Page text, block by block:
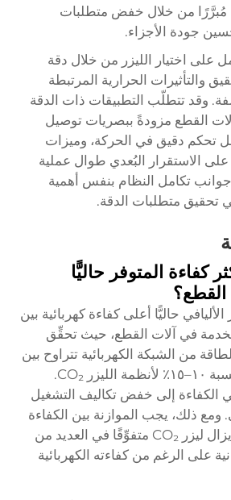
مُبرَّرًا من خلال خفض متطلبات
جودة الأجزاء.
على اختيار الليزر من خلال دقة
والتأثيرات الحرارية المرتبطة
وقد تتطلّب التطبيقات ذات الدقة
القطع مزودةً ببصريات توصيل
تحكم دقيق في الحركة، وميزات
على الاستقرار البُعدي طوال عملية
تكامل النظام بنفس أهمية
تحقيق متطلبات الدقة.
كفاءة المتوفر حاليًّا
القطع؟
الأليافي حاليًّا أعلى كفاءة كهربائية بين
في آلات القطع، حيث تحقِّق
من الشبكة الكهربائية تتراوح بين
٢٥٪ و٣٠٪، مقارنةً بنسبة ١٠–١٥٪ لأنظمة الليزر CO₂.
الكفاءة إلى خفض تكاليف التشغيل
ومع ذلك، يجب الموازنة بين الكفاءة
وتوافق المادة، إذ لا يزال ليزر CO₂ متفوِّقًا في العديد من
على الرغم من كفاءته الكهربائية